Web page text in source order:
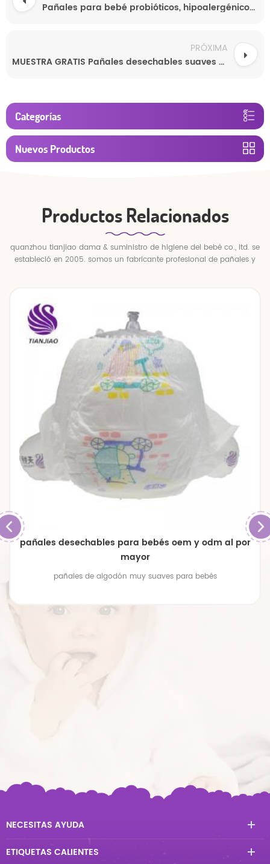
Pañales para bebé probióticos, hipoalergénicos, suaves y orgánicos, personalizados
PRÓXIMA
MUESTRA GRATIS Pañales desechables suaves y transpirables de alta calidad y súper económicos
Categorías
Nuevos Productos
Productos Relacionados
quanzhou tianjiao dama & suministro de higiene del bebé co., ltd. se
estableció en 2005. somos un fabricante profesional de pañales y
pañales desechables para bebés oem y odm al por
mayor
pañales de algodón muy suaves para bebés
NECESITAS AYUDA
ETIQUETAS CALIENTES